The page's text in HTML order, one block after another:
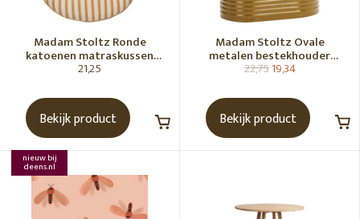
Madam Stoltz Ronde
katoenen matraskussen
Gebroken wit, donkere
21,25
Bekijk product
Madam Stoltz Ovale
metalen bestekhouder
Tapenade
22,7519,34
Bekijk product
nieuw bij
deens.nl